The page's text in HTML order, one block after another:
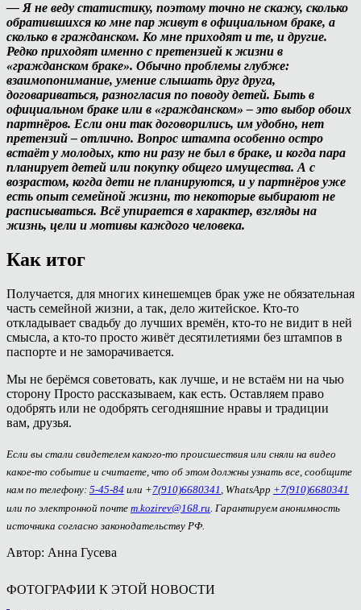
— Я не веду статистику, поэтому точно не скажу, сколько
обратившихся ко мне пар живут в официальном браке, а
сколько в гражданском. Ко мне приходят и те, и другие.
Редко приходят именно с претензией к жизни в
«гражданском браке». Обычно проблемы глубже:
взаимопонимание, умение слышать друг друга,
договариваться, разногласия по поводу детей. Быть в
официальном браке или в «гражданском» – это выбор обоих
партнёров. Если они так договорились, им удобно, нет
претензий – отлично. Вопрос штампа особенно остро
встаёт у молодых, кто ни разу не был в браке, и когда пара
планирует детей или покупку общего имущества. А с
возрастом, когда дети не планируются, и у партнёров уже
есть опыт семейной жизни, то некоторые выбирают не
расписываться. Всё упирается в характер, взгляды на
жизнь, цели и мотивы каждого человека.
Как итог
Получается, для многих кинешемцев брак уже не обязательная
часть семейной жизни, а так, дело житейское. Кто-то
откладывает свадьбу до лучших времён, кто-то не видит в ней
смысла, а кто-то просто живёт десятилетиями без штампов в
паспорте и не заморачивается.
Мы не берёмся советовать, как лучше, и не встаём ни на чью
сторону Просто рассказываем, как есть. Оставляем право
одобрять или не одобрять сегодняшние нравы и традиции
вам, друзья.
Если вы стали свидетелем какого-то происшествия или сняли на видео
какое-то событие и считаете, что об этом должны узнать все, сообщите
нам по телефону: 5-45-84 или +7(910)6680341 , WhatsApp +7(910)6680341
или по электронной почте m.kozirev@168.ru . Гарантируем анонимность
источника согласно законодательству РФ.
Автор: Анна Гусева
ФОТОГРАФИИ К ЭТОЙ НОВОСТИ